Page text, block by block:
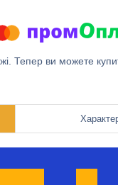
Тепер ви можете